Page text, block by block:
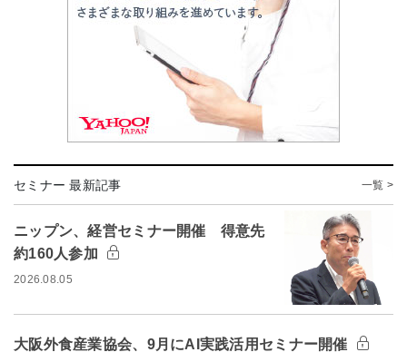
セミナー 最新記事 一覧 >
ニップン、経営セミナー開催 得意先
約160人参加
2026.08.05
大阪外食産業協会、9月にAI実践活用セミナー開催